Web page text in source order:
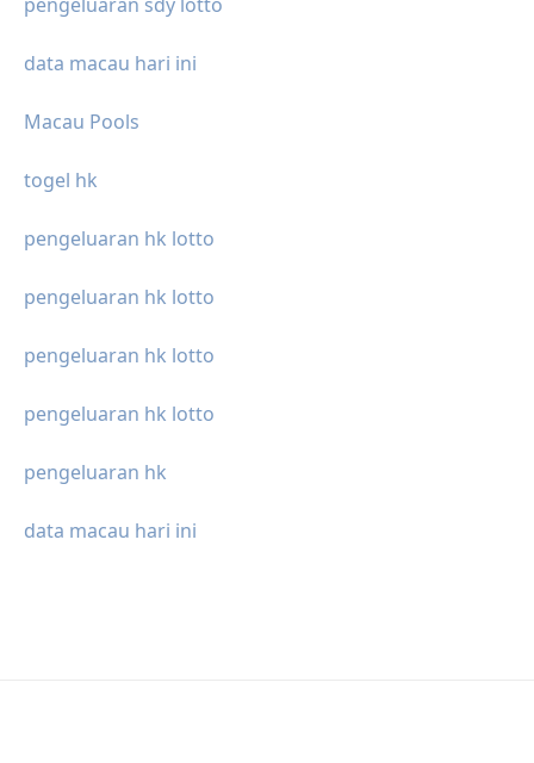
data macau hari ini
Macau Pools
togel hk
pengeluaran hk lotto
pengeluaran hk lotto
pengeluaran hk lotto
pengeluaran hk lotto
pengeluaran hk
data macau hari ini